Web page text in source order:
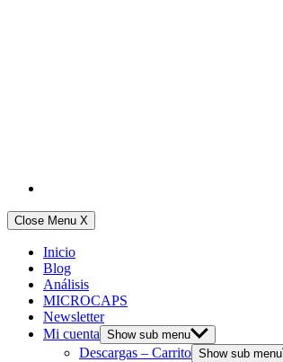
Close Menu X
Inicio
Blog
Análisis
MICROCAPS
Newsletter
Mi cuenta Show sub menu
Descargas – Carrito Show sub menu